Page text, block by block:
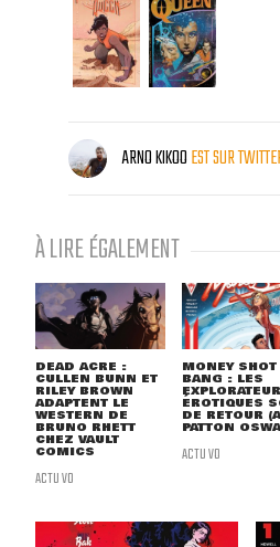
ARNO KIKOOEST SUR
À LIRE ÉGALEMENT
DEAD ACRE :
CULLEN BUNN ET
RILEY BROWN
ADAPTENT LE
WESTERN DE
BRUNO RHETT
CHEZ VAULT
COMICS
ACTU VO
MONEY
BANG : LES
ÉROTIQUES
DE RETOUR
PATTON
ACTU VO